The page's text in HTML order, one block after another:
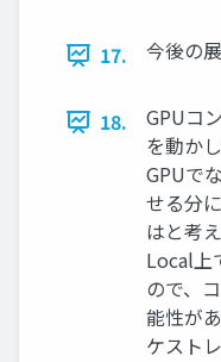
17. 今後の
18.
GPUコ
を動か
GPUで
せる分
はと考
Local上
ので、
能性が
ケスト